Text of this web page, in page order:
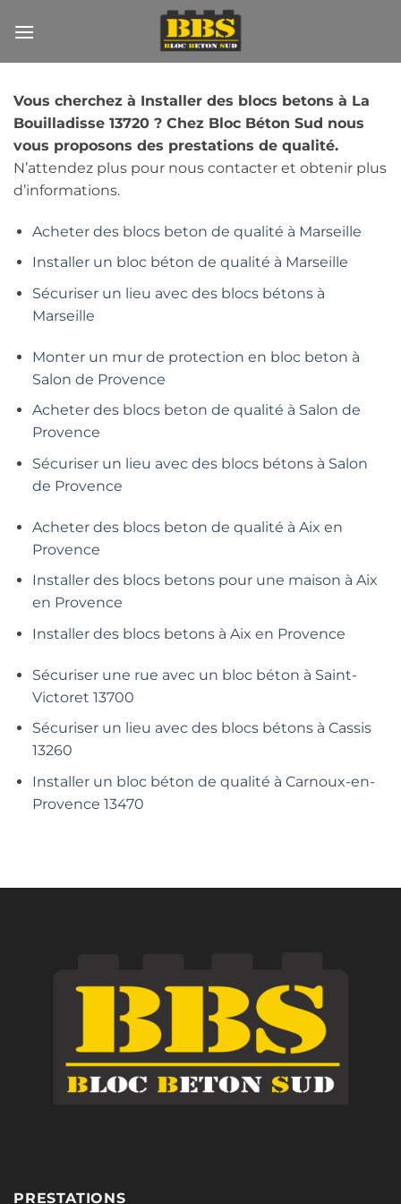
au
Vous cherchez à Installer des blocs betons à La
Bouilladisse 13720 ? Chez Bloc Béton Sud nous
vous proposons des prestations de qualité.
N’attendez plus pour nous contacter et obtenir plus
d’informations.
Acheter des blocs beton de qualité à Marseille
Installer un bloc béton de qualité à Marseille
Sécuriser un lieu avec des blocs bétons à
Marseille
Monter un mur de protection en bloc beton à
Salon de Provence
Acheter des blocs beton de qualité à Salon de
Provence
Sécuriser un lieu avec des blocs bétons à Salon
de Provence
Acheter des blocs beton de qualité à Aix en
Provence
Installer des blocs betons pour une maison à Aix
en Provence
Installer des blocs betons à Aix en Provence
Sécuriser une rue avec un bloc béton à Saint-
Victoret 13700
Sécuriser un lieu avec des blocs bétons à Cassis
13260
Installer un bloc béton de qualité à Carnoux-en-
Provence 13470
PRESTATIONS